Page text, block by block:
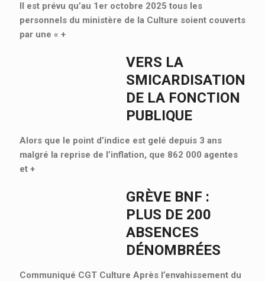
Il est prévu qu’au 1er octobre 2025 tous les
personnels du ministère de la Culture soient couverts
par une « +
VERS LA
SMICARDISATION
DE LA FONCTION
PUBLIQUE
Alors que le point d’indice est gelé depuis 3 ans
malgré la reprise de l’inflation, que 862 000 agentes
et +
GRÈVE BNF :
PLUS DE 200
ABSENCES
DÉNOMBRÉES
Communiqué CGT Culture Après l’envahissement du